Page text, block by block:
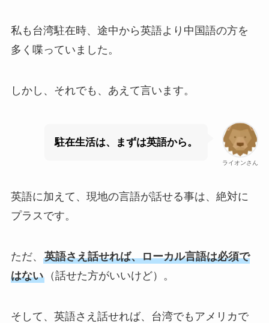
私も台湾駐在時、途中から英語より中国語の方を
多く喋っていました。
しかし、それでも、あえて言います。
ライオンさん
駐在生活は、まずは英語から。
英語に加えて、現地の言語が話せる事は、絶対に
プラスです。
ただ、 英語さえ話せれば、ローカル言語は必須で
はない（話せた方がいいけど）。
そして、英語さえ話せれば、台湾でもアメリカで